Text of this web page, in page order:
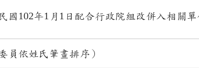
102年1月1日配合行政院組改併入相關單
依姓氏筆畫排序）